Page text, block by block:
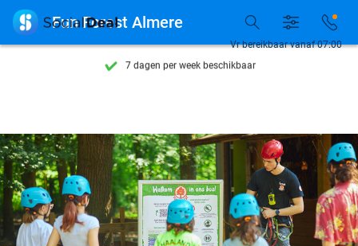
7 dagen per week beschikbaar
10+ miljoen leden
7 dagen per week beschikbaar
10+ miljoen leden
Vr bereikbaar vanaf 07:00
 Fun Forest Almere